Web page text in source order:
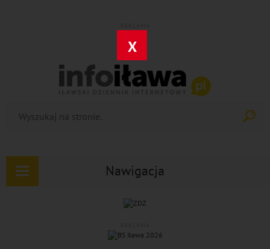
X
Nawigacja
Rozwiń